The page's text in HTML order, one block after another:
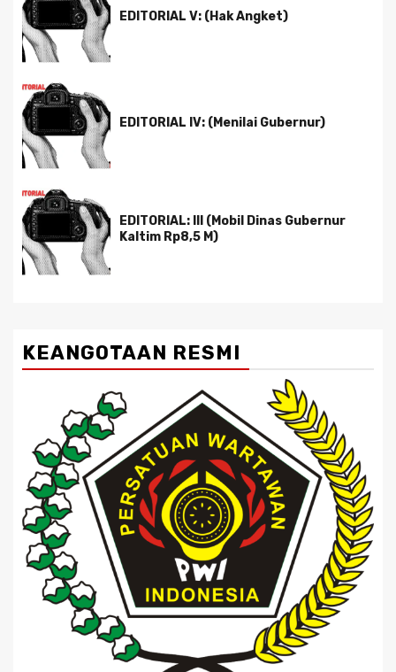
EDITORIAL V: (Hak Angket)
EDITORIAL IV: (Menilai Gubernur)
EDITORIAL: III (Mobil Dinas Gubernur
Kaltim Rp8,5 M)
KEANGOTAAN RESMI